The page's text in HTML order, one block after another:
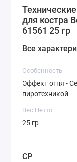
крахмал,0,85% -
(краситель),
для костра
61561 25 гр
Все
Особенность
Эффект огня -
пиротехникой
Вес Нетто
25 гр
CP